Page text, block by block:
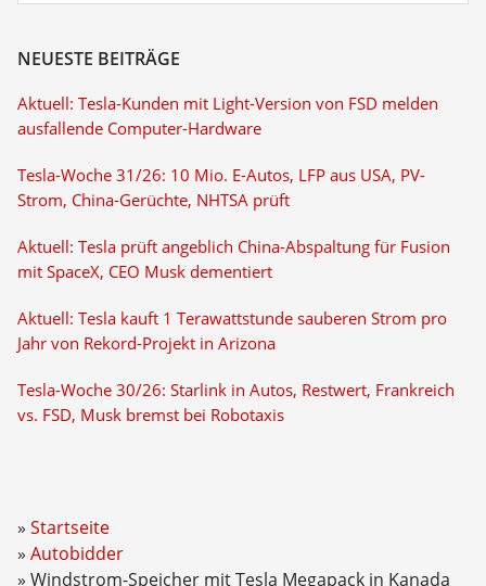
NEUESTE BEITRÄGE
Aktuell: Tesla-Kunden mit Light-Version von FSD melden
ausfallende Computer-Hardware
Tesla-Woche 31/26: 10 Mio. E-Autos, LFP aus USA, PV-
Strom, China-Gerüchte, NHTSA prüft
Aktuell: Tesla prüft angeblich China-Abspaltung für Fusion
mit SpaceX, CEO Musk dementiert
Aktuell: Tesla kauft 1 Terawattstunde sauberen Strom pro
Jahr von Rekord-Projekt in Arizona
Tesla-Woche 30/26: Starlink in Autos, Restwert, Frankreich
vs. FSD, Musk bremst bei Robotaxis
Startseite
Autobidder
Windstrom-Speicher mit Tesla Megapack in Kanada